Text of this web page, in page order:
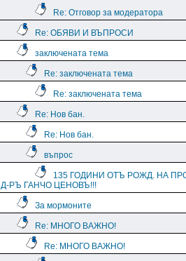
Re: Отговор за модератора
Re: ОБЯВИ И ВЪПРОСИ
заключената тема
Re: заключената тема
Re: заключената тема
Re: Нов бан.
Re: Нов бан.
въпрос
135 ГОДИНИ ОТЪ РОЖД. НА
Д-РЪ ГАНЧО ЦЕНОВЪ!!!
За мормоните
Re: МНОГО ВАЖНО!
Re: МНОГО ВАЖНО!